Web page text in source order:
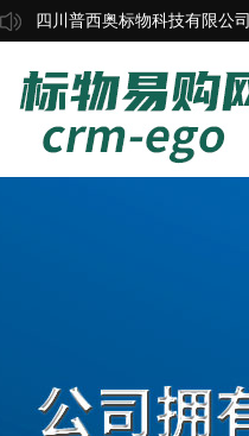
四川普西奥标物科技有限公司